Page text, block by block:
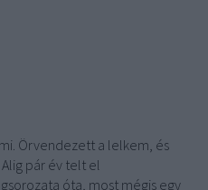
Örvendezett a lelkem, és
​​pár év telt el
óta, most mégis egy